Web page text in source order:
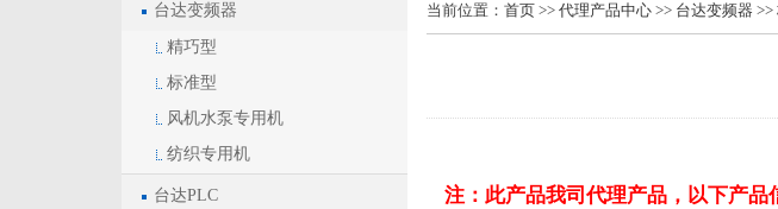
台达变频器
精巧型
标准型
风机水泵专用机
纺织专用机
台达PLC
当前位置： 首页 >> 代理产品中心 >> 台达变频器 >>
注：此产品我司代理产品，以下产品